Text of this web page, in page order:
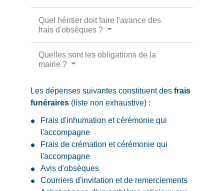
Quel héritier doit faire l'avance des
frais d'obsèques ?
Quelles sont les obligations de la
mairie ?
Les dépenses suivantes constituent desfrais
funéraires (liste non exhaustive) :
Frais d'inhumation et cérémonie qui
l'accompagne
Frais de crémation et cérémonie qui
l'accompagne
Avis d'obsèques
Courriers d'invitation et de remerciements